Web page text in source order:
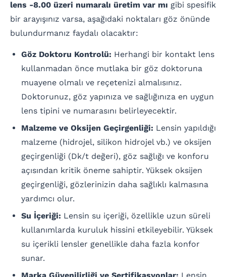
lens -8.00 üzeri numaralı üretim var mı gibi spesifik
bir arayışınız varsa, aşağıdaki noktaları göz önünde
bulundurmanız faydalı olacaktır:
Göz Doktoru Kontrolü: Herhangi bir kontakt lens
kullanmadan önce mutlaka bir göz doktoruna
muayene olmalı ve reçetenizi almalısınız.
Doktorunuz, göz yapınıza ve sağlığınıza en uygun
lens tipini ve numarasını belirleyecektir.
Malzeme ve Oksijen Geçirgenliği: Lensin yapıldığı
malzeme (hidrojel, silikon hidrojel vb.) ve oksijen
geçirgenliği (Dk/t değeri), göz sağlığı ve konforu
açısından kritik öneme sahiptir. Yüksek oksijen
geçirgenliği, gözlerinizin daha sağlıklı kalmasına
yardımcı olur.
Su İçeriği: Lensin su içeriği, özellikle uzun süreli
kullanımlarda kuruluk hissini etkileyebilir. Yüksek
su içerikli lensler genellikle daha fazla konfor
sunar.